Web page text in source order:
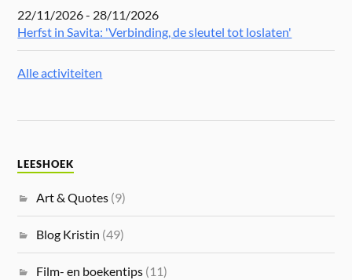
22/11/2026 - 28/11/2026
Herfst in Savita: 'Verbinding, de sleutel tot loslaten'
Alle activiteiten
LEESHOEK
Art & Quotes (9)
Blog Kristin (49)
Film- en boekentips (11)